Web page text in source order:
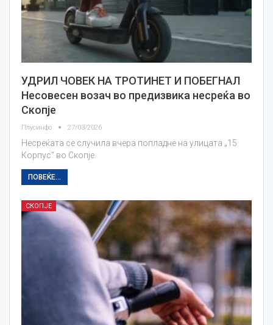
УДРИЛ ЧОВЕК НА ТРОТИНЕТ И ПОБЕГНАЛ
Несовесен возач во предизвика несреќа во
Скопје
Плусинфо 27/03/2026
Несреќата се случила вчера попладне на улицата „15
Корпус“ во Скопје.
ПОВЕЌЕ...
СКОПЈЕ